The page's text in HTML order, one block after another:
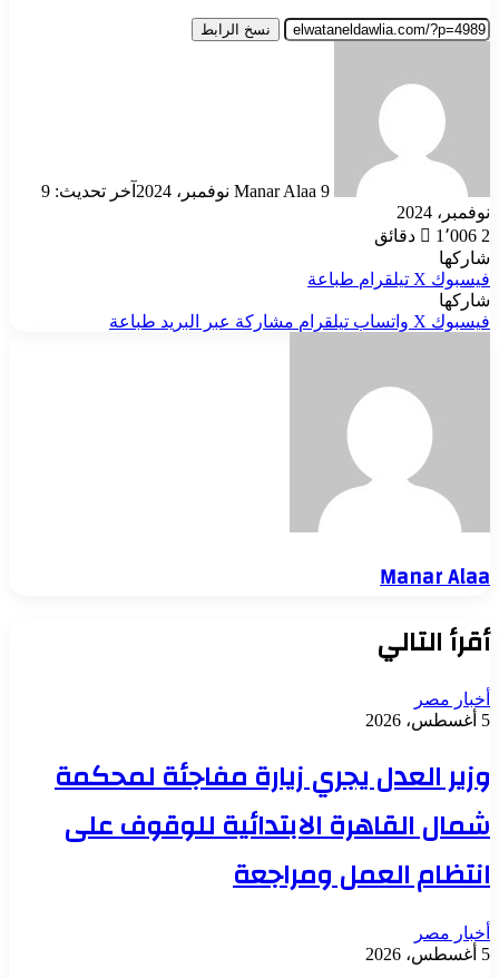
نسخ الرابط
Manar Alaa 9 نوفمبر، 2024
آخر تحديث: 9
نوفمبر، 2024
1٬006 2 دقائق
شاركها
فيسبوك ‫X تيلقرام طباعة
شاركها
فيسبوك ‫X واتساب تيلقرام مشاركة عبر البريد طباعة
Manar Alaa
أقرأ التالي
أخبار مصر
5 أغسطس، 2026
وزير العدل يجري زيارة مفاجئة لمحكمة
شمال القاهرة الابتدائية للوقوف على
انتظام العمل ومراجعة
أخبار مصر
5 أغسطس، 2026